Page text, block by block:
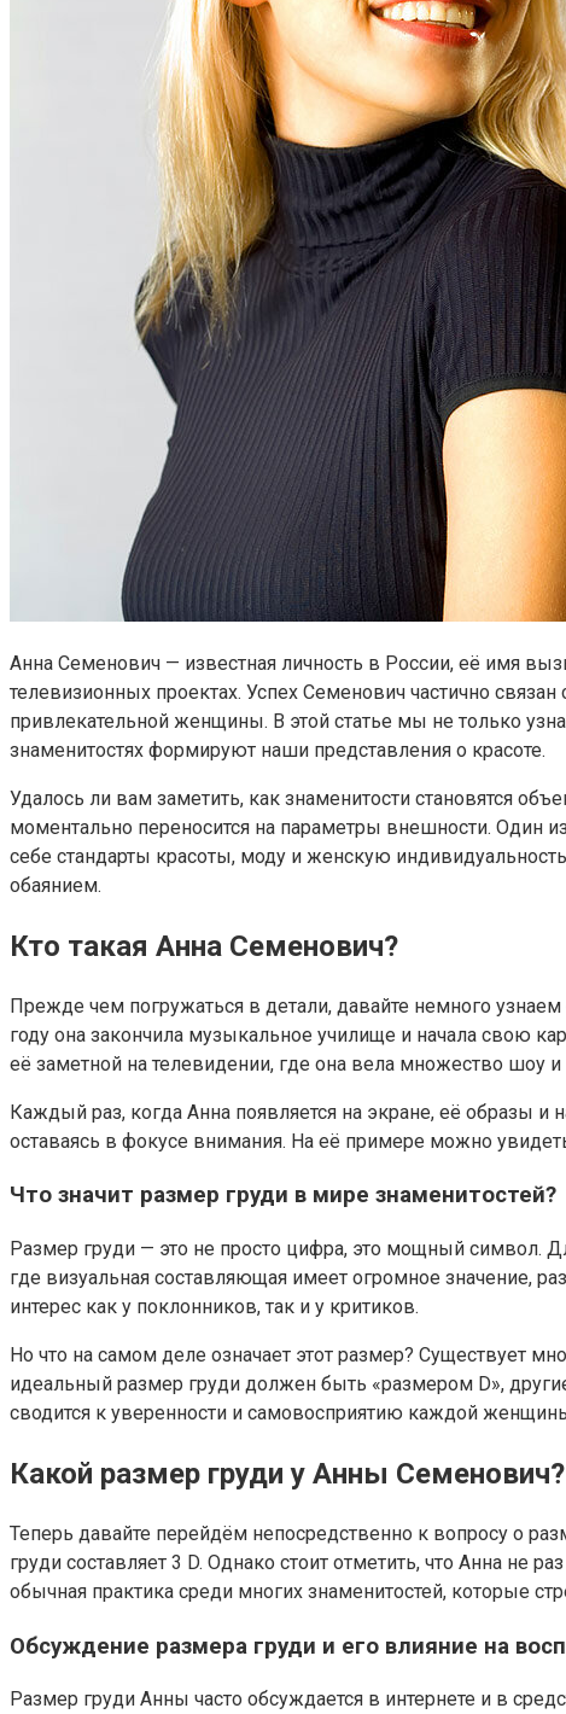
Анна Семенович — известная личность в России, её имя
телевизионных проектах. Успех Семенович частично
привлекательной женщины. В этой статье мы не только
знаменитостях формируют наши представления о красоте.
Удалось ли вам заметить, как знаменитости становятся
моментально переносится на параметры внешности. Один
себе стандарты красоты, моду и женскую
обаянием.
Кто такая Анна Семенович?
Прежде чем погружаться в детали, давайте немного
году она закончила музыкальное училище и начала свою
её заметной на телевидении, где она вела множество шоу и
Каждый раз, когда Анна появляется на экране, её образы
оставаясь в фокусе внимания. На её примере можно
Что значит размер груди в мире знаменитостей?
Размер груди — это не просто цифра, это мощный символ.
где визуальная составляющая имеет огромное значение,
интерес как у поклонников, так и у критиков.
Но что на самом деле означает этот размер? Существует
идеальный размер груди должен быть «размером D»,
сводится к уверенности и самовосприятию каждой
Какой размер груди у Анны Семенович?
Теперь давайте перейдём непосредственно к вопросу о
груди составляет 3 D. Однако стоит отметить, что Анна не
обычная практика среди многих знаменитостей, которые
Обсуждение размера груди и его влияние на
Размер груди Анны часто обсуждается в интернете и в